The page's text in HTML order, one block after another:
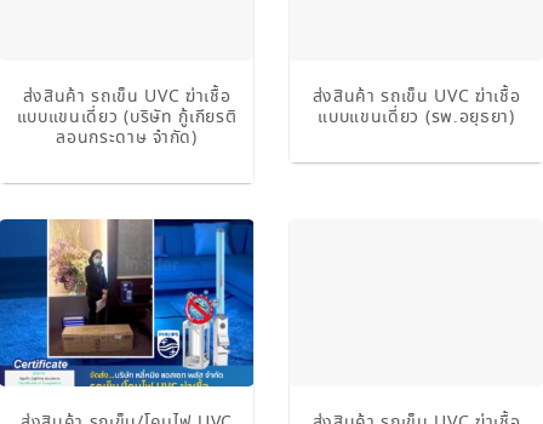
ส่งสินค้า รถเข็น UVC ฆ่าเชื้อ
แบบแขนเดี่ยว (บริษัท กู้เกียรติ
ลอนกระดาษ จำกัด)
ส่งสินค้า รถเข็น UVC ฆ่าเชื้อ
แบบแขนเดี่ยว (รพ.อยุธยา)